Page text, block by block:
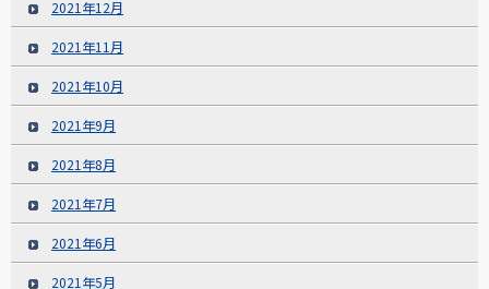
2021年12月
2021年11月
2021年10月
2021年9月
2021年8月
2021年7月
2021年6月
2021年5月